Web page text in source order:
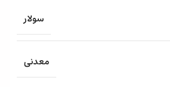
سولار
معدنی